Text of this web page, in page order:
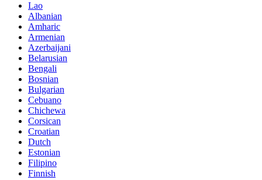
Lao
Albanian
Amharic
Armenian
Azerbaijani
Belarusian
Bengali
Bosnian
Bulgarian
Cebuano
Chichewa
Corsican
Croatian
Dutch
Estonian
Filipino
Finnish